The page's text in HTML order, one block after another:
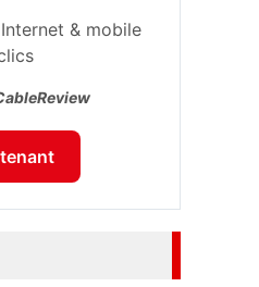
& mobile